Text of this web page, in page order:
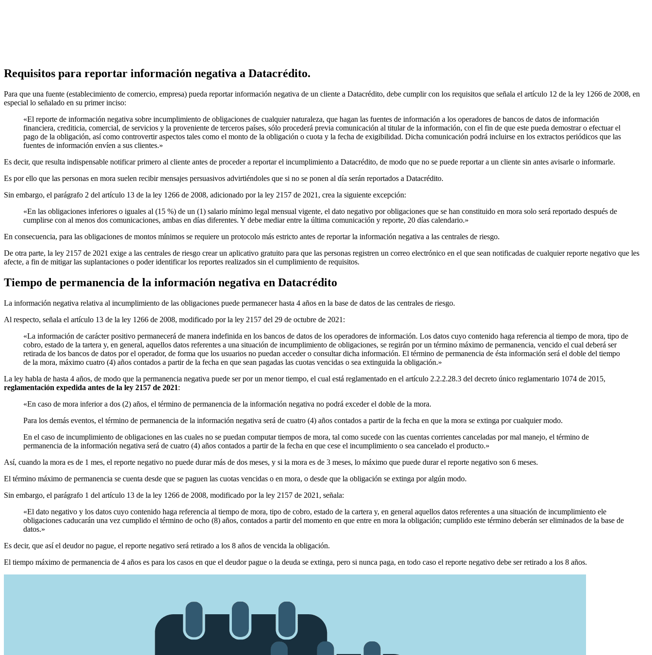
Requisitos para reportar información negativa a Datacrédito.
Para que una fuente (establecimiento de comercio, empresa) pueda reportar información negativa de un cliente a Datacrédito, debe cumplir con los requisitos que señala el artículo 12 de la ley 1266 de 2008, en
especial lo señalado en su primer inciso:
«El reporte de información negativa sobre incumplimiento de obligaciones de cualquier naturaleza, que hagan las fuentes de información a los operadores de bancos de datos de información
financiera, crediticia, comercial, de servicios y la proveniente de terceros países, sólo procederá previa comunicación al titular de la información, con el fin de que este pueda demostrar o efectuar el
pago de la obligación, así como controvertir aspectos tales como el monto de la obligación o cuota y la fecha de exigibilidad. Dicha comunicación podrá incluirse en los extractos periódicos que las
fuentes de información envíen a sus clientes.»
Es decir, que resulta indispensable notificar primero al cliente antes de proceder a reportar el incumplimiento a Datacrédito, de modo que no se puede reportar a un cliente sin antes avisarle o informarle.
Es por ello que las personas en mora suelen recibir mensajes persuasivos advirtiéndoles que si no se ponen al día serán reportados a Datacrédito.
Sin embargo, el parágrafo 2 del artículo 13 de la ley 1266 de 2008, adicionado por la ley 2157 de 2021, crea la siguiente excepción:
«En las obligaciones inferiores o iguales al (15 %) de un (1) salario mínimo legal mensual vigente, el dato negativo por obligaciones que se han constituido en mora solo será reportado después de
cumplirse con al menos dos comunicaciones, ambas en días diferentes. Y debe mediar entre la última comunicación y reporte, 20 días calendario.»
En consecuencia, para las obligaciones de montos mínimos se requiere un protocolo más estricto antes de reportar la información negativa a las centrales de riesgo.
De otra parte, la ley 2157 de 2021 exige a las centrales de riesgo crear un aplicativo gratuito para que las personas registren un correo electrónico en el que sean notificadas de cualquier reporte negativo que les
afecte, a fin de mitigar las suplantaciones o poder identificar los reportes realizados sin el cumplimiento de requisitos.
Tiempo de permanencia de la información negativa en Datacrédito
La información negativa relativa al incumplimiento de las obligaciones puede permanecer hasta 4 años en la base de datos de las centrales de riesgo.
Al respecto, señala el artículo 13 de la ley 1266 de 2008, modificado por la ley 2157 del 29 de octubre de 2021:
«La información de carácter positivo permanecerá de manera indefinida en los bancos de datos de los operadores de información. Los datos cuyo contenido haga referencia al tiempo de mora, tipo de
cobro, estado de la tartera y, en general, aquellos datos referentes a una situación de incumplimiento de obligaciones, se regirán por un término máximo de permanencia, vencido el cual deberá ser
retirada de los bancos de datos por el operador, de forma que los usuarios no puedan acceder o consultar dicha información. El término de permanencia de ésta información será el doble del tiempo
de la mora, máximo cuatro (4) años contados a partir de la fecha en que sean pagadas las cuotas vencidas o sea extinguida la obligación.»
La ley habla de hasta 4 años, de modo que la permanencia negativa puede ser por un menor tiempo, el cual está reglamentado en el artículo 2.2.2.28.3 del decreto único reglamentario 1074 de 2015,
reglamentación expedida antes de la ley 2157 de 2021:
«En caso de mora inferior a dos (2) años, el término de permanencia de la información negativa no podrá exceder el doble de la mora.
Para los demás eventos, el término de permanencia de la información negativa será de cuatro (4) años contados a partir de la fecha en que la mora se extinga por cualquier modo.
En el caso de incumplimiento de obligaciones en las cuales no se puedan computar tiempos de mora, tal como sucede con las cuentas corrientes canceladas por mal manejo, el término de
permanencia de la información negativa será de cuatro (4) años contados a partir de la fecha en que cese el incumplimiento o sea cancelado el producto.»
Así, cuando la mora es de 1 mes, el reporte negativo no puede durar más de dos meses, y si la mora es de 3 meses, lo máximo que puede durar el reporte negativo son 6 meses.
El término máximo de permanencia se cuenta desde que se paguen las cuotas vencidas o en mora, o desde que la obligación se extinga por algún modo.
Sin embargo, el parágrafo 1 del artículo 13 de la ley 1266 de 2008, modificado por la ley 2157 de 2021, señala:
«El dato negativo y los datos cuyo contenido haga referencia al tiempo de mora, tipo de cobro, estado de la cartera y, en general aquellos datos referentes a una situación de incumplimiento ele
obligaciones caducarán una vez cumplido el término de ocho (8) años, contados a partir del momento en que entre en mora la obligación; cumplido este término deberán ser eliminados de la base de
datos.»
Es decir, que así el deudor no pague, el reporte negativo será retirado a los 8 años de vencida la obligación.
El tiempo máximo de permanencia de 4 años es para los casos en que el deudor pague o la deuda se extinga, pero si nunca paga, en todo caso el reporte negativo debe ser retirado a los 8 años.